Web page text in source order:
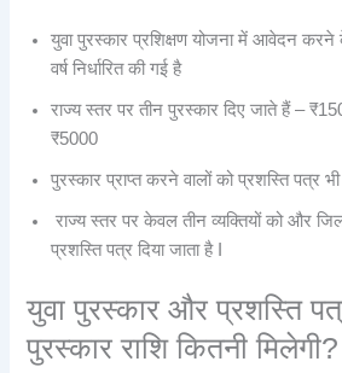
युवा पुरस्कार प्रशिक्षण योजना में आवेदन
वर्ष निर्धारित की गई है
राज्य स्तर पर तीन पुरस्कार दिए जाते हैं –
₹5000
पुरस्कार प्राप्त करने वालों को प्रशस्ति पत्र
राज्य स्तर पर केवल तीन व्यक्तियों को और
प्रशस्ति पत्र दिया जाता है I
युवा पुरस्कार और प्रशस्ति
पुरस्कार राशि कितनी मिलेगी?